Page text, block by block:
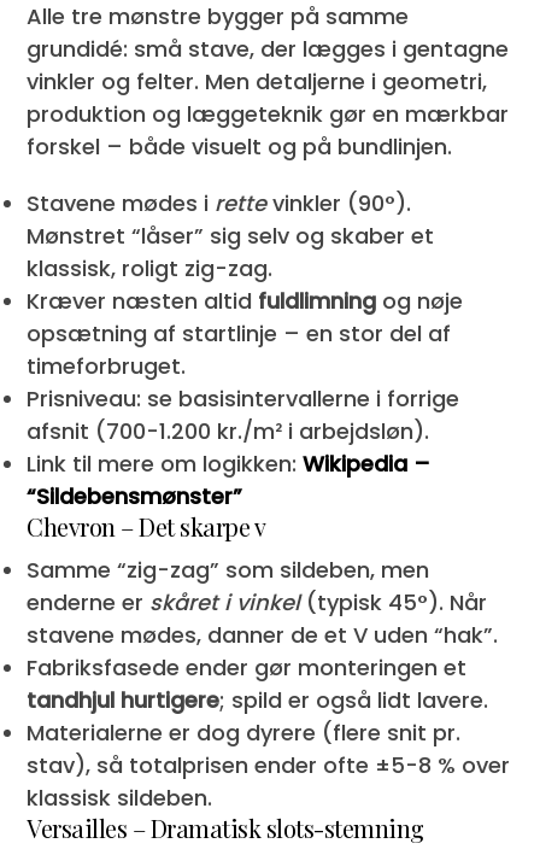
Alle tre mønstre bygger på samme
grundidé: små stave, der lægges i gentagne
vinkler og felter. Men detaljerne i geometri,
produktion og læggeteknik gør en mærkbar
forskel – både visuelt og på bundlinjen.
Stavene mødes i rettevinkler (90°).
Mønstret “låser” sig selv og skaber et
klassisk, roligt zig-zag.
Kræver næsten altid fuldlimning og nøje
opsætning af startlinje – en stor del af
timeforbruget.
Prisniveau: se basisintervallerne i forrige
afsnit (700-1.200 kr./m² i arbejdsløn).
Link til mere om logikken:Wikipedia –
“Sildebensmønster”
Chevron – Det skarpe v
Samme “zig-zag” som sildeben, men
enderne er skåret i vinkel(typisk 45°). Når
stavene mødes, danner de et V uden “hak”.
Fabriksfasede ender gør monteringen et
tandhjul hurtigere; spild er også lidt lavere.
Materialerne er dog dyrere (flere snit pr.
stav), så totalprisen ender ofte ±5-8 % over
klassisk sildeben.
Versailles – Dramatisk slots-stemning